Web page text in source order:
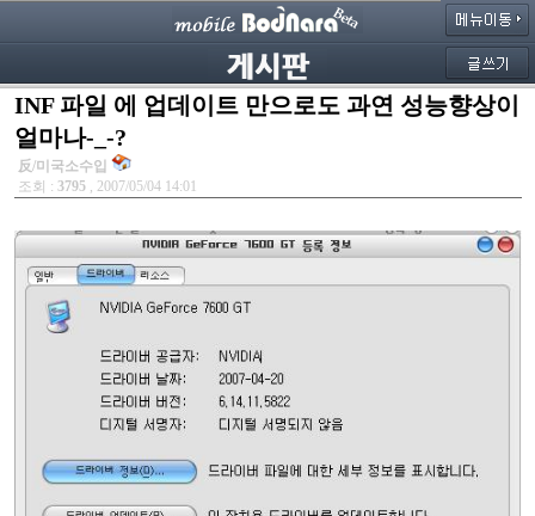
INF 파일 에 업데이트 만으로도 과연 성능향상이
얼마나-_-?
反/미국소수입
조회 : 3795 , 2007/05/04 14:01